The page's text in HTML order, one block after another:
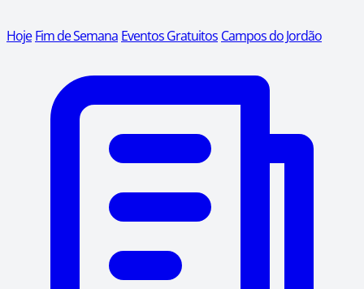
Hoje Fim de Semana Eventos Gratuitos Campos do Jordão